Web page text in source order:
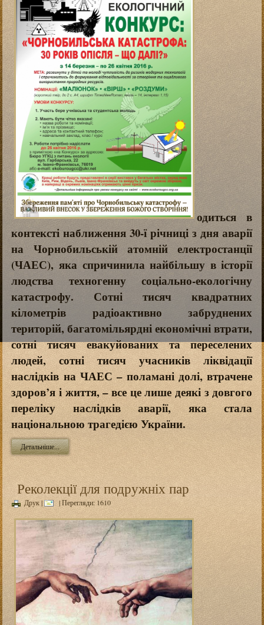
одиться в
контексті наближення 30-ї річниці з дня аварії
на Чорнобильській атомній електростанції
(ЧАЕС), яка спричинила найбільшу в історії
людства техногенну соціально-екологічну
катастрофу. Сотні тисяч квадратних
кілометрів радіоактивно забруднених
територій, багатомільярдні економічні втрати,
сотні тисяч евакуйованих та переселених
людей, сотні тисяч учасників ліквідації
наслідків на ЧАЕС – поламані долі, втрачене
здоров’я і життя, – все це лише деякі з довгого
переліку наслідків аварії, яка стала
національною трагедією України.
Детальніше...
Реколекції для подружніх пар
Друк| | Перегляди: 1610